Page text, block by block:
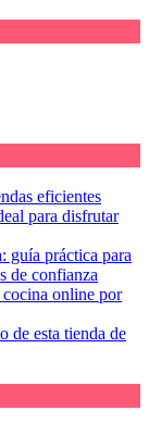
eficientes
para disfrutar
guía práctica para
de confianza
cocina online por
de esta tienda de